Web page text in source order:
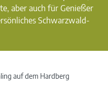
aber auch für Genießer
Schwarzwald-
auf dem Hardberg